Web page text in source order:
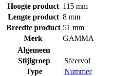
Hoogte product 115 mm
Lengte product 8 mm
Breedte product 51 mm
Merk
GAMMA
Algemeen
Stijlgroep
Sfeervol
Type
Nummer